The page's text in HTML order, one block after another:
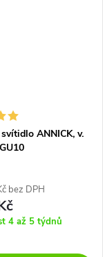
ANNICK, v.
bez DPH
4 až 5 týdnů